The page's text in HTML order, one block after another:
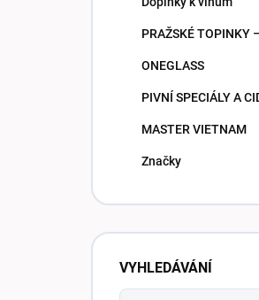
PRAŽSKÉ TOPINKY
ONEGLASS
PIVNÍ SPECIÁLY A
MASTER VIETNAM
Značky
VYHLEDÁVÁNÍ